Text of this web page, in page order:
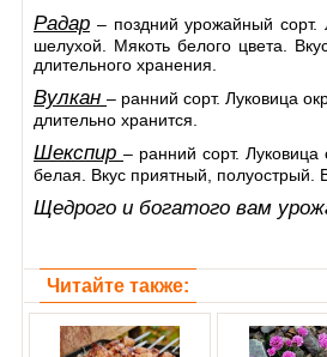
Радар – поздний урожайный сорт.
шелухой. Мякоть белого цвета.
длительного хранения.
Вулкан – ранний сорт. Луковица
длительно хранится.
Шекспир – ранний сорт.
белая. Вкус приятный,
Щедрого и богатого вам
Читайте также: